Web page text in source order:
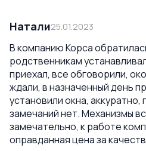
Натали25.01.2023
В компанию Корса
родственникам
приехал, все обговорили,
ждали, в назначенный день
установили окна,
замечаний нет. Механизмы
замечательно, к работе
оправданная цена за